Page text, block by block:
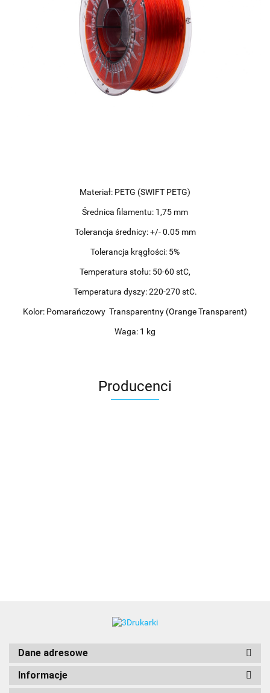
Materiał: PETG (SWIFT PETG)
Średnica filamentu: 1,75 mm
Tolerancja średnicy: +/- 0.05 mm
Tolerancja krągłości: 5%
Temperatura stołu: 50-60 stC,
Temperatura dyszy: 220-270 stC.
Kolor: Pomarańczowy Transparentny (Orange Transparent)
Waga: 1 kg
Producenci
Dane adresowe
Informacje